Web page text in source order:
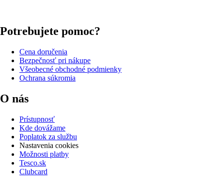
Potrebujete pomoc?
Cena doručenia
Bezpečnosť pri nákupe
Všeobecné obchodné podmienky
Ochrana súkromia
O nás
Prístupnosť
Kde dovážame
Poplatok za službu
Nastavenia cookies
Možnosti platby
Tesco.sk
Clubcard